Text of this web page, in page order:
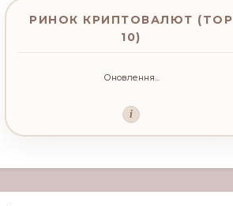
РИНОК КРИПТОВАЛЮТ (TOP
10)
Оновлення...
i